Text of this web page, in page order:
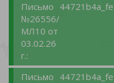
Письмо
№26556/
МЛ10 от
03.02.26
г.:
Письмо